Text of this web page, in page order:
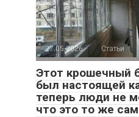
27.05.2026 Статьи
Этот крошечный
был настоящей
теперь люди не
что это то же